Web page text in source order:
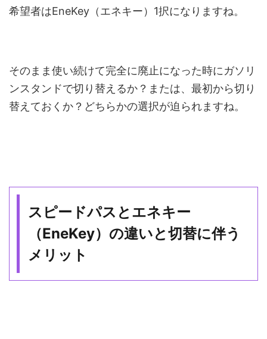
希望者はEneKey（エネキー）1択になりますね。
そのまま使い続けて完全に廃止になった時にガソリ
ンスタンドで切り替えるか？または、最初から切り
替えておくか？どちらかの選択が迫られますね。
スピードパスとエネキー
（EneKey）の違いと切替に伴う
メリット